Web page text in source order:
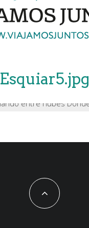
Esquiar5.jpg